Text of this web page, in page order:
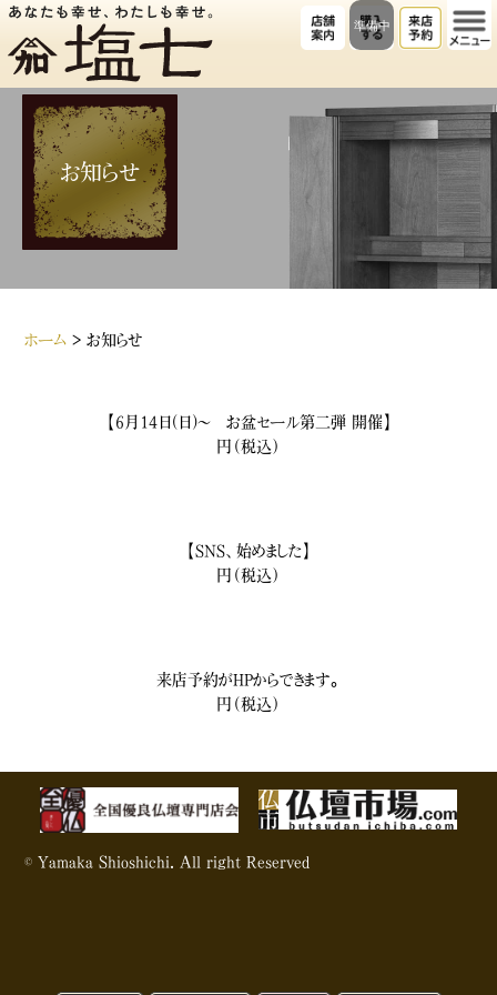
準備中
お知らせ
ホーム >お知らせ
【6月14日(日)～ お盆セール第二弾 開催】
円（税込）
【SNS、始めました】
円（税込）
来店予約がHPからできます。
円（税込）
© Yamaka Shioshichi. All right Reserved